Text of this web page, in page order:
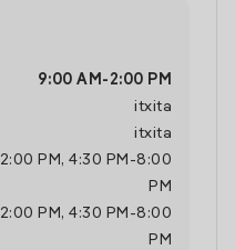
9:00 AM - 2:00 PM
itxita
itxita
2:00 PM , 4:30 PM -8:00
PM
2:00 PM , 4:30 PM -8:00
PM